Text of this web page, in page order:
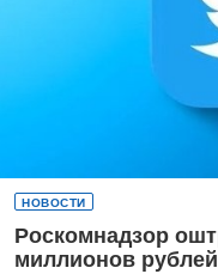
НОВОСТИ
Роскомнадзор
миллионов рублей